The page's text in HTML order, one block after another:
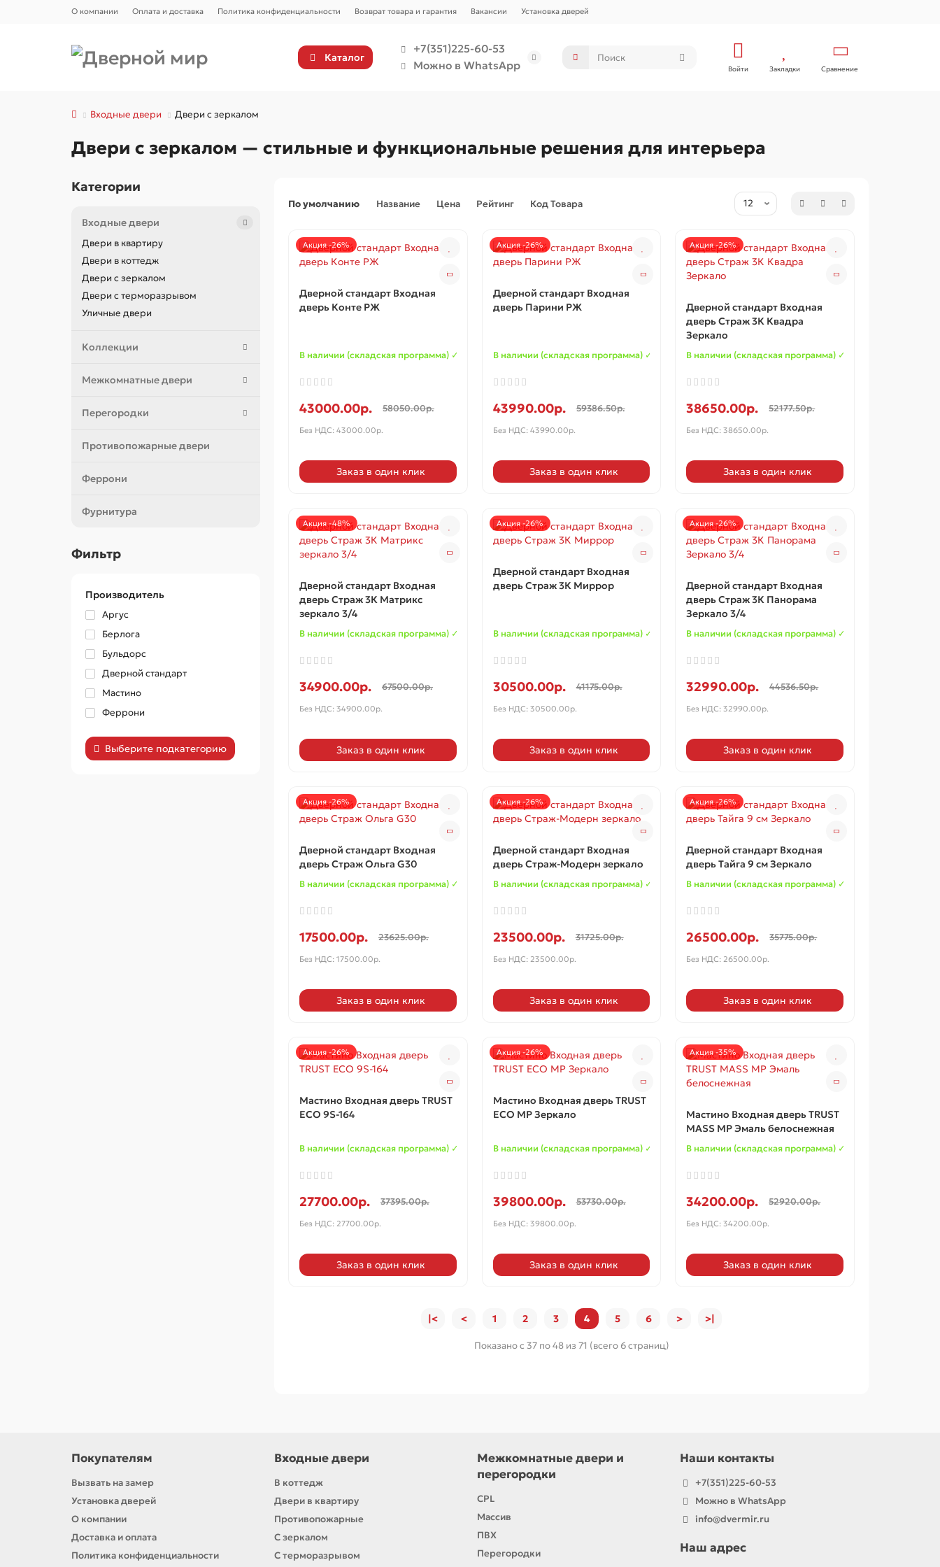
О компании Оплата и доставка Политика конфиденциальности Возврат товара и гарантия Вакансии Установка дверей
Каталог
+7(351)225-60-53
Можно в WhatsApp
Войти Закладки Сравнение
Входные двери Двери с зеркалом
Двери с зеркалом — стильные и функциональные решения для интерьера
Категории
Входные двери
Двери в квартиру
Двери в коттедж
Двери с зеркалом
Двери с терморазрывом
Уличные двери
Коллекции
Межкомнатные двери
Перегородки
Противопожарные двери
Феррони
Фурнитура
Фильтр
Производитель
Аргус
Берлога
Бульдорс
Дверной стандарт
Мастино
Феррони
Выберите подкатегорию
По умолчанию Название Цена Рейтинг Код Товара
Акция -26%
Дверной стандарт Входная
дверь Конте РЖ
В наличии (складская программа) ✓
43000.00р. 58050.00р.
Без НДС: 43000.00р.
Заказ в один клик
Акция -26%
Дверной стандарт Входная
дверь Парини РЖ
В наличии (складская программа) ✓
43990.00р. 59386.50р.
Без НДС: 43990.00р.
Заказ в один клик
Акция -26%
Дверной стандарт Входная
дверь Страж 3К Квадра
Зеркало
В наличии (складская программа) ✓
38650.00р. 52177.50р.
Без НДС: 38650.00р.
Заказ в один клик
Акция -48%
Дверной стандарт Входная
дверь Страж 3К Матрикс
зеркало 3/4
В наличии (складская программа) ✓
34900.00р. 67500.00р.
Без НДС: 34900.00р.
Заказ в один клик
Акция -26%
Дверной стандарт Входная
дверь Страж 3К Миррор
В наличии (складская программа) ✓
30500.00р. 41175.00р.
Без НДС: 30500.00р.
Заказ в один клик
Акция -26%
Дверной стандарт Входная
дверь Страж 3К Панорама
Зеркало 3/4
В наличии (складская программа) ✓
32990.00р. 44536.50р.
Без НДС: 32990.00р.
Заказ в один клик
Акция -26%
Дверной стандарт Входная
дверь Страж Ольга G30
В наличии (складская программа) ✓
17500.00р. 23625.00р.
Без НДС: 17500.00р.
Заказ в один клик
Акция -26%
Дверной стандарт Входная
дверь Страж-Модерн зеркало
В наличии (складская программа) ✓
23500.00р. 31725.00р.
Без НДС: 23500.00р.
Заказ в один клик
Акция -26%
Дверной стандарт Входная
дверь Тайга 9 см Зеркало
В наличии (складская программа) ✓
26500.00р. 35775.00р.
Без НДС: 26500.00р.
Заказ в один клик
Акция -26%
Мастино Входная дверь TRUST
ECO 9S-164
В наличии (складская программа) ✓
27700.00р. 37395.00р.
Без НДС: 27700.00р.
Заказ в один клик
Акция -26%
Мастино Входная дверь TRUST
ECO MP Зеркало
В наличии (складская программа) ✓
39800.00р. 53730.00р.
Без НДС: 39800.00р.
Заказ в один клик
Акция -35%
Мастино Входная дверь TRUST
MASS MP Эмаль белоснежная
В наличии (складская программа) ✓
34200.00р. 52920.00р.
Без НДС: 34200.00р.
Заказ в один клик
|< < 1 2 3 4 5 6 > >|
Показано с 37 по 48 из 71 (всего 6 страниц)
Покупателям
Вызвать на замер
Установка дверей
О компании
Доставка и оплата
Политика конфиденциальности
Входные двери
В коттедж
Двери в квартиру
Противопожарные
С зеркалом
С терморазрывом
Межкомнатные двери и
перегородки
CPL
Массив
ПВХ
Перегородки
Наши контакты
+7(351)225-60-53
Можно в WhatsApp
info@dvermir.ru
Наш адрес